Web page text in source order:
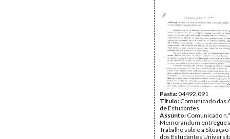
Pasta:04492.091
Título: Comunicado das
de Estudantes
Assunto: Comunicado
Memorandum entregue
Trabalho sobre a
dos Estudantes